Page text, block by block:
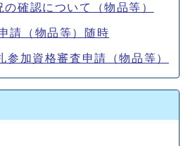
確認について（物品等）
請（物品等）随時
加資格審査申請（物品等）